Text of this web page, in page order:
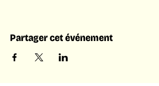
Partager cet événement